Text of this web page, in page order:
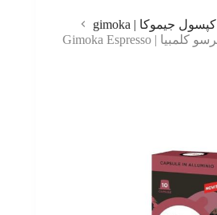
کپسول جیموکا | gimoka
کپسول قهوه جیموکا اسپرسو کلمبیا | Gimoka Espresso